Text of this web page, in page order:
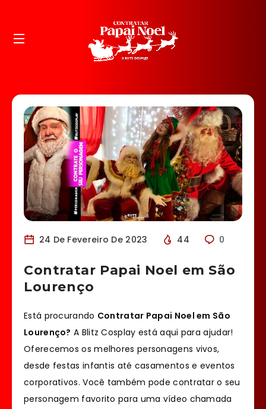
24 De Fevereiro De 2023 44 0
Contratar Papai Noel em São
Lourenço
Está procurando Contratar Papai Noel em São
Lourenço? A Blitz Cosplay está aqui para ajudar!
Oferecemos os melhores personagens vivos,
desde festas infantis até casamentos e eventos
corporativos. Você também pode contratar o seu
personagem favorito para uma vídeo chamada